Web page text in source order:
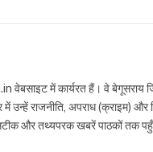
में कार्यरत हैं। वे बेगूसराय
में उन्हें राजनीति, अपराध
और तथ्यपरक खबरें पाठकों तक